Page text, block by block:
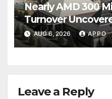
Nearly AMD 300
Turnover
Owned
AUG 6, 2026 APPO
Leave a Reply